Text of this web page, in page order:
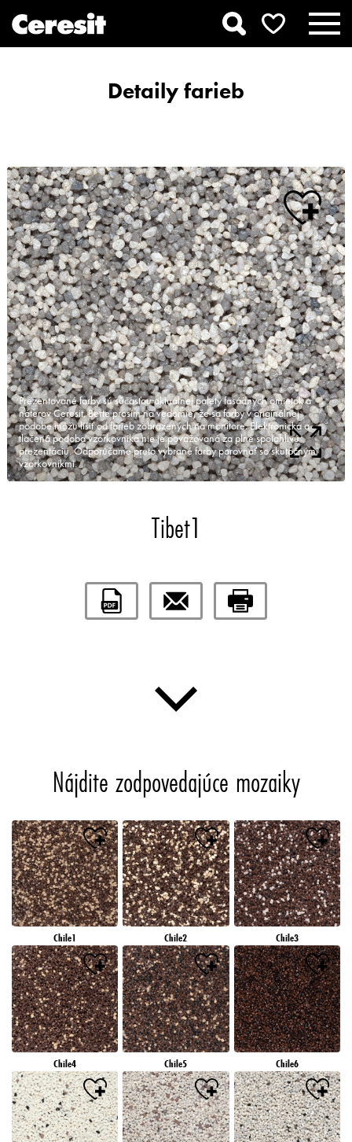
Detaily farieb
Prezentované farby sú súčasťou aktuálnej palety fasádnych omietok a
náterov Ceresit. Berte prosím na vedomie, že sa farby v originálnej
podobe môžu líšiť od farieb zobrazených na monitore. Elektronická a
tlačená podoba vzorkovníka nie je považovaná za plne spoľahlivú
prezentáciu. Odporúčame preto vybrané farby porovnať so skutočnými
vzorkovníkmi.
Tibet1
Nájdite zodpovedajúce mozaiky
Chile1 Chile2 Chile3
Chile4 Chile5 Chile6